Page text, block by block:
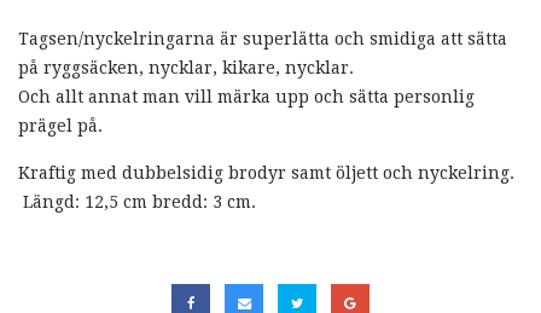
Tagsen/nyckelringarna är superlätta och smidiga att sätta
på ryggsäcken, nycklar, kikare, nycklar.
Och allt annat man vill märka upp och sätta personlig
prägel på.
Kraftig med dubbelsidig brodyr samt öljett och nyckelring.
Längd: 12,5 cm bredd: 3 cm.